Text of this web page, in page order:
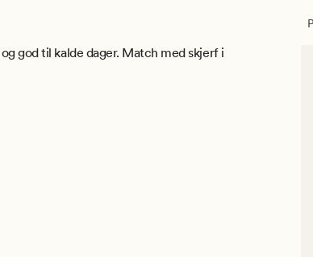
god til kalde dager. Match med skjerf i